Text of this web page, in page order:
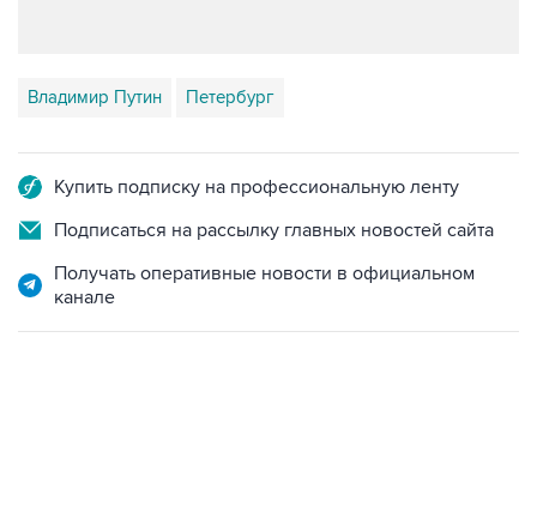
Владимир Путин Петербург
Купить подписку на профессиональную ленту
Подписаться на рассылку главных новостей сайта
Получать оперативные новости в официальном
канале